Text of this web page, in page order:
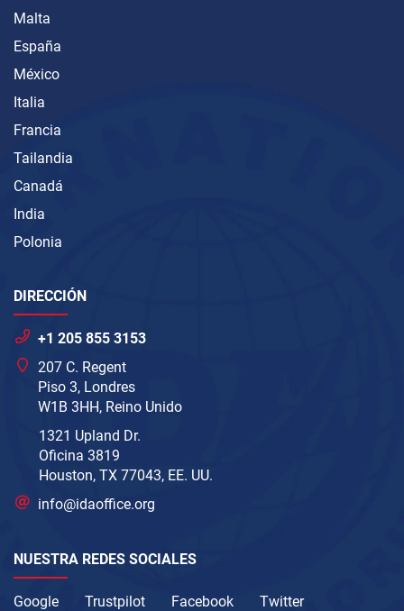
Malta
España
México
Italia
Francia
Tailandia
Canadá
India
Polonia
DIRECCIÓN
+1 205 855 3153
207 C. Regent
Piso 3, Londres
W1B 3HH, Reino Unido
1321 Upland Dr.
Oficina 3819
Houston, TX 77043, EE. UU.
info@idaoffice.org
NUESTRA REDES SOCIALES
Google Trustpilot Facebook
Twitter